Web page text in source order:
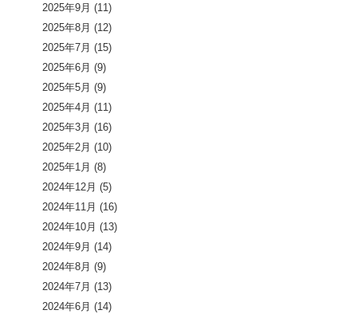
2025年9月 (11)
2025年8月 (12)
2025年7月 (15)
2025年6月 (9)
2025年5月 (9)
2025年4月 (11)
2025年3月 (16)
2025年2月 (10)
2025年1月 (8)
2024年12月 (5)
2024年11月 (16)
2024年10月 (13)
2024年9月 (14)
2024年8月 (9)
2024年7月 (13)
2024年6月 (14)